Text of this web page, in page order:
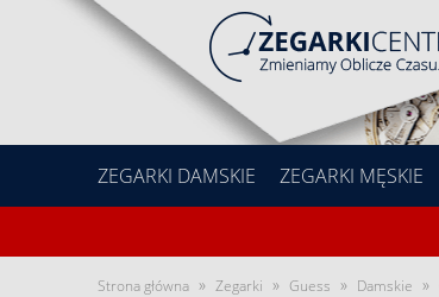
ZEGARKI DAMSKIE ZEGARKI MĘSKIE
Strona główna » Zegarki » Guess » Damskie »